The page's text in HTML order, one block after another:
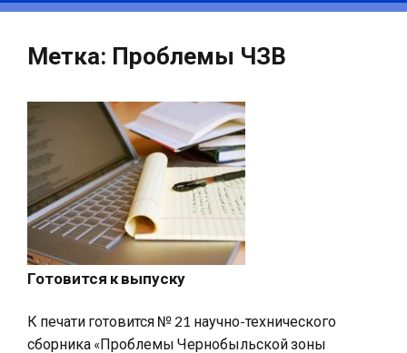
Метка: Проблемы ЧЗВ
Готовится к выпуску
К печати готовится № 21 научно-технического
сборника «Проблемы Чернобыльской зоны